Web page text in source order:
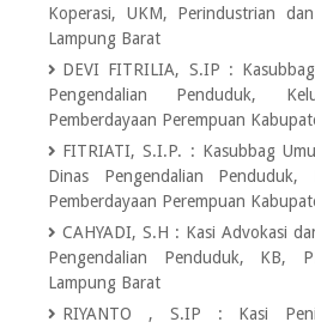
Koperasi, UKM, Perindustrian
Lampung Barat
DEVI FITRILIA, S.IP :
Pengendalian Penduduk,
Pemberdayaan Perempuan
FITRIATI, S.I.P. : Kasubbag
Dinas Pengendalian Penduduk,
Pemberdayaan Perempuan
CAHYADI, S.H : Kasi Advokasi
Pengendalian Penduduk, KB,
Lampung Barat
RIYANTO , S.IP
:
Kasi